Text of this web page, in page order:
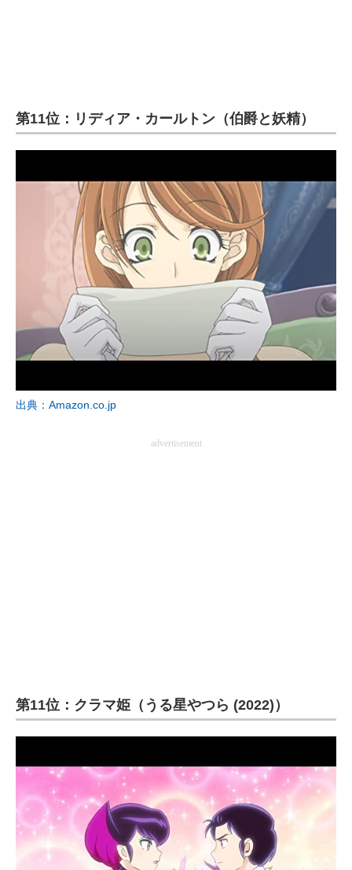
ちょっと気になるネットの話題
第11位：リディア・カールトン（伯爵と妖精）
出典：Amazon.co.jp
advertisement
第11位：クラマ姫（うる星やつら (2022)）